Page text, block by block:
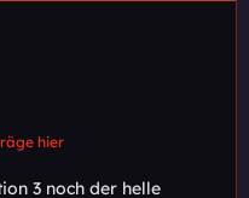
hier
3 noch der helle